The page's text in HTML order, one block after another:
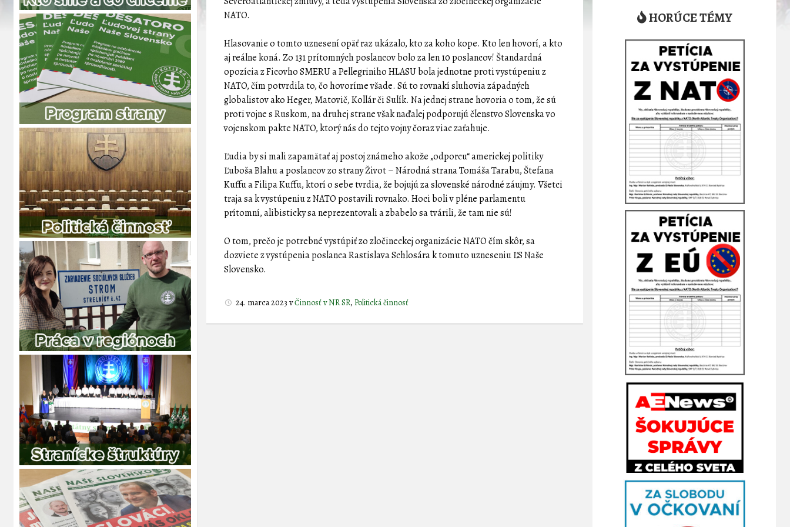
NATO.
Hlasovanie o tomto uznesení opäť raz ukázalo, kto za koho kope. Kto len hovorí, a kto
aj reálne koná. Zo 131 prítomných poslancov bolo za len 10 poslancov! Štandardná
opozícia z Ficovho SMERU a Pellegriniho HLASU bola jednotne proti vystúpeniu z
NATO, čím potvrdila to, čo hovoríme všade. Sú to rovnakí sluhovia západných
globalistov ako Heger, Matovič, Kollár či Sulík. Na jednej strane hovoria o tom, že sú
proti vojne s Ruskom, na druhej strane však naďalej podporujú členstvo Slovenska vo
vojenskom pakte NATO, ktorý nás do tejto vojny čoraz viac zaťahuje.
Ľudia by si mali zapamätať aj postoj známeho akože „odporcu“ americkej politiky
Ľuboša Blahu a poslancov zo strany Život – Národná strana Tomáša Tarabu, Štefana
Kuffu a Filipa Kuffu, ktorí o sebe tvrdia, že bojujú za slovenské národné záujmy. Všetci
traja sa k vystúpeniu z NATO postavili rovnako. Hoci boli v pléne parlamentu
prítomní, alibisticky sa neprezentovali a zbabelo sa tvárili, že tam nie sú!
O tom, prečo je potrebné vystúpiť zo zločineckej organizácie NATO čím skôr, sa
dozviete z vystúpenia poslanca Rastislava Schlosára k tomuto uzneseniu ĽS Naše
Slovensko.
24. marca 2023vČinnosť v NR SR,Politická činnosť
HORÚCE TÉMY